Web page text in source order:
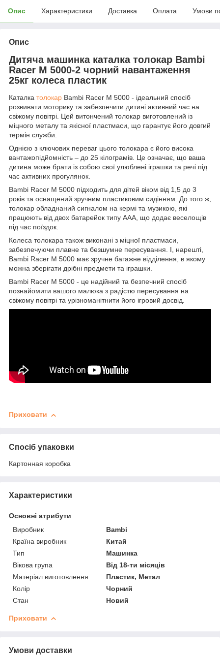
Опис Характеристики Доставка Оплата Умови
Опис
Дитяча машинка каталка толокар Bambi
Racer M 5000-2 чорний навантаження
25кг колеса пластик
Каталка толокар Bambi Racer M 5000 - ідеальний спосіб
розвивати моторику та забезпечити дитині активний час на
свіжому повітрі. Цей витончений толокар виготовлений із
міцного металу та якісної пластмаси, що гарантує його довгий
термін служби.
Однією з ключових переваг цього толокара є його висока
вантажопідйомність – до 25 кілограмів. Це означає, що ваша
дитина може брати із собою свої улюблені іграшки та речі під
час активних прогулянок.
Bambi Racer M 5000 підходить для дітей віком від 1,5 до 3
років та оснащений зручним пластиковим сидінням. До того ж,
толокар обладнаний сигналом на кермі та музикою, які
працюють від двох батарейок типу AAA, що додає веселощів
під час поїздок.
Колеса толокара також виконані з міцної пластмаси,
забезпечуючи плавне та безшумне пересування. І, нарешті,
Bambi Racer M 5000 має зручне багажне відділення, в якому
можна зберігати дрібні предмети та іграшки.
Bambi Racer M 5000 - це надійний та безпечний спосіб
познайомити вашого малюка з радістю пересування на
свіжому повітрі та урізноманітнити його ігровий досвід.
Приховати
Спосіб упаковки
Картонная коробка
Характеристики
Основні атрибути
Виробник
Bambi
Країна виробник
Китай
Тип
Машинка
Вікова група
Від 18-ти місяців
Матеріал виготовлення
Пластик, Метал
Колір
Чорний
Стан
Новий
Приховати
Умови доставки